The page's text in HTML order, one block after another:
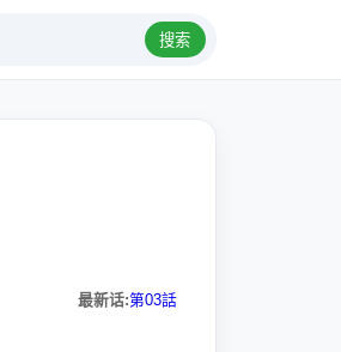
搜索
最新话:第03話